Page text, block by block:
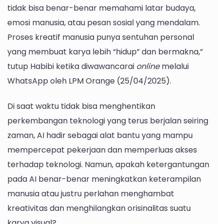
tidak bisa benar-benar memahami latar budaya,
emosi manusia, atau pesan sosial yang mendalam.
Proses kreatif manusia punya sentuhan personal
yang membuat karya lebih “hidup” dan bermakna,”
tutup Habibi ketika diwawancarai onlinemelalui
WhatsApp oleh LPM Orange (25/04/2025).
Di saat waktu tidak bisa menghentikan
perkembangan teknologi yang terus berjalan seiring
zaman, AI hadir sebagai alat bantu yang mampu
mempercepat pekerjaan dan memperluas akses
terhadap teknologi. Namun, apakah ketergantungan
pada AI benar-benar meningkatkan keterampilan
manusia atau justru perlahan menghambat
kreativitas dan menghilangkan orisinalitas suatu